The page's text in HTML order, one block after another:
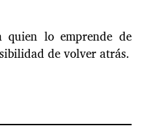
quien lo emprende de
de volver atrás.